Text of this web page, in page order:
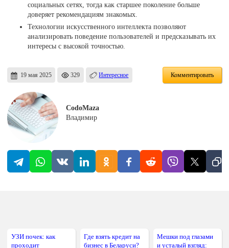
социальных сетях, тогда как старшее поколение больше
доверяет рекомендациям знакомых.
Технологии искусственного интеллекта позволяют
анализировать поведение пользователей и предсказывать их
интересы с высокой точностью.
19 мая 2025 329 Интересное Комментировать
CodoMaza
Владимир
УЗИ почек: как
проходит
Где взять кредит на
бизнес в Беларуси?
Мешки под глазами
и усталый взгляд: